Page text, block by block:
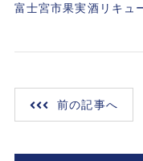
富士宮市果実酒リキュ
前の記事へ